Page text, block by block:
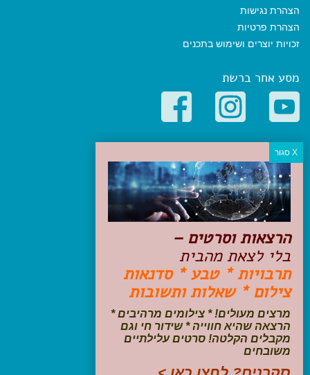
הצהרת נגישות
הצהרת פרטיות
זכויות יוצרים ושימוש בתכנים
מסע אחר ברשת
קטגוריות פופולריות
יעדים
טיולים בישראל
מלונות בוטיק בישראל
טיפים והמלצות
הכנות לנסיעה
טיולי ג'יפים
טיולים עם ילדים
שייט, הפלגות, קרוזים
עקבו אחרינו בפייסבוק
הרצאות וסרטים –
בלי לצאת מהבית
תרבויות * טבע * סדנאות
צילום * שאלות ותשובות
מרצים מעולים! * צילומים מרהיבים *
הרצאה שהיא חווייה * שידור חי וגם
מקבלים הקלטה! סרטים עלילתיים
משובחים